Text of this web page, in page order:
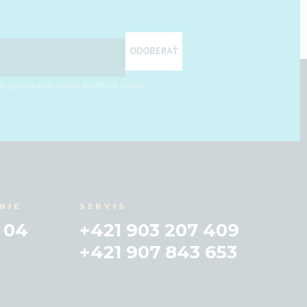
ODOBERAŤ
vašich osobných údajov.
04
SERVIS
+421 903 207 409
+421 907 843 653